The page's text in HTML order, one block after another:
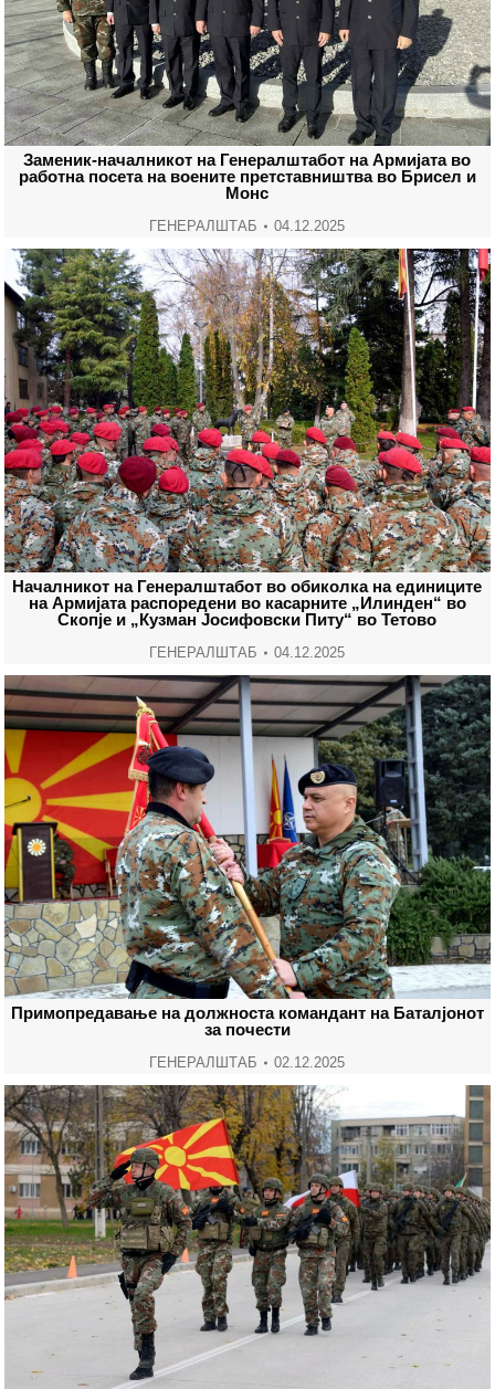
Заменик-началникот на Генералштабот на Армијата во
работна посета на воените претставништва во Брисел и
Монс
ГЕНЕРАЛШТАБ 04.12.2025
Началникот на Генералштабот во обиколка на единиците
на Армијата распоредени во касарните „Илинден“ во
Скопје и „Кузман Јосифовски Питу“ во Тетово
ГЕНЕРАЛШТАБ 04.12.2025
Примопредавање на должноста командант на Баталјонот
за почести
ГЕНЕРАЛШТАБ 02.12.2025